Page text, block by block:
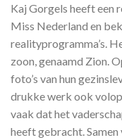
Kaj Gorgels heeft een
Miss Nederland en
realityprogramma’s.
zoon, genaamd Zion.
foto’s van hun
drukke werk ook
vaak dat het
heeft gebracht. Samen